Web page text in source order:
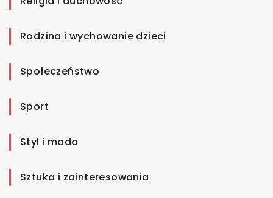
Rodzina i wychowanie dzieci
Społeczeństwo
Sport
Styl i moda
Sztuka i zainteresowania